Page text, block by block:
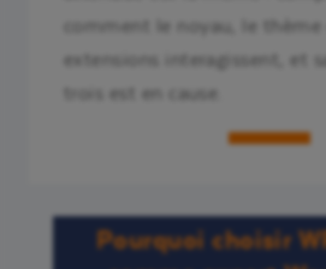
comment le noyau, le thème
extensions interagissent, et
trois est en cause.
Pourquoi choisir